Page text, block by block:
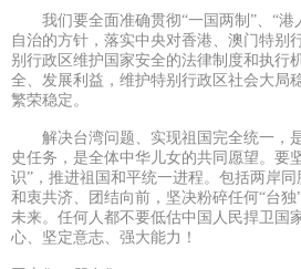
我们要全面准确贯彻“一国两制”、“港
自治的方针，落实中央对香港、澳门特别
别行政区维护国家安全的法律制度和执行
全、发展利益，维护特别行政区社会大局
繁荣稳定。
解决台湾问题、实现祖国完全统一，
史任务，是全体中华儿女的共同愿望。要
识”，推进祖国和平统一进程。包括两岸
和衷共济、团结向前，坚决粉碎任何“台
未来。任何人都不要低估中国人民捍卫国
心、坚定意志、强大能力！